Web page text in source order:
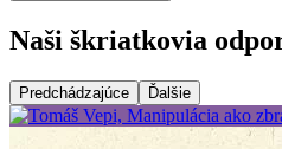
Naši škriatkovia
Predchádzajúce Ďalšie